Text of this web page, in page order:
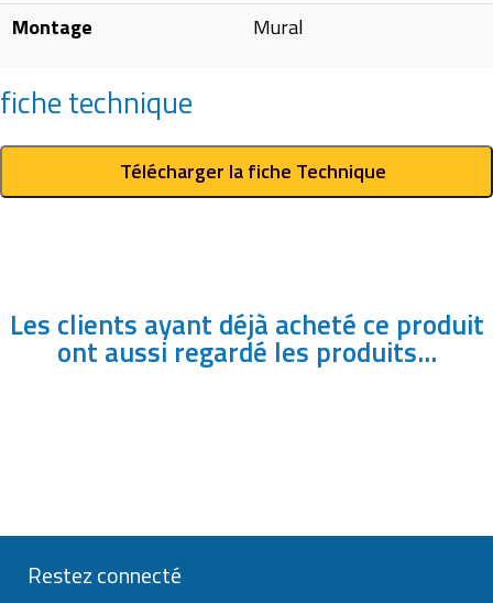
Montage Mural
fiche technique
Télécharger la fiche Technique
Les clients ayant déjà acheté ce produit
ont aussi regardé les produits...
Restez connecté